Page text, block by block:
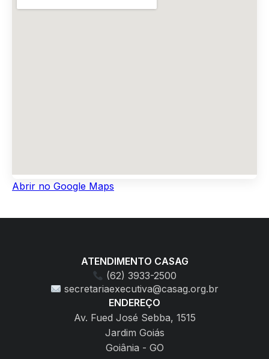
Abrir no Google Maps
ATENDIMENTO CASAG
(62) 3933-2500
secretariaexecutiva@casag.org.br
ENDEREÇO
Av. Fued José Sebba, 1515
Jardim Goiás
Goiânia - GO